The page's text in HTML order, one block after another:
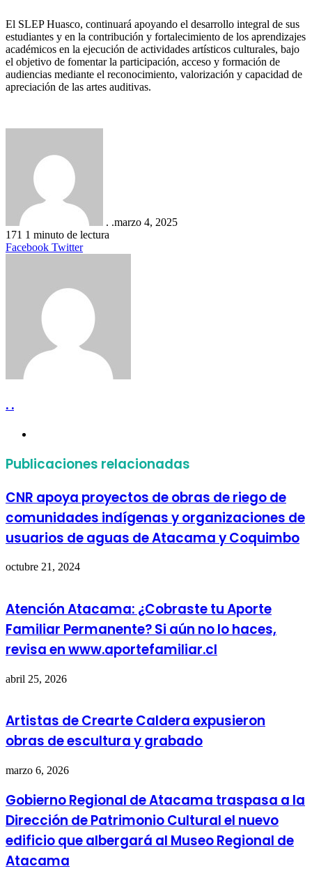
El SLEP Huasco, continuará apoyando el desarrollo integral de sus
estudiantes y en la contribución y fortalecimiento de los aprendizajes
académicos en la ejecución de actividades artísticos culturales, bajo
el objetivo de fomentar la participación, acceso y formación de
audiencias mediante el reconocimiento, valorización y capacidad de
apreciación de las artes auditivas.
. .marzo 4, 2025
171 1 minuto de lectura
Facebook TwitterLinkedIn
Tumblr
Pinterest
Reddit
VKontakte
Compartir
Imprimir
. .
Publicaciones relacionadas
CNR apoya proyectos de obras de riego de
comunidades indígenas y organizaciones de
usuarios de aguas de Atacama y Coquimbo
octubre 21, 2024
Atención Atacama: ¿Cobraste tu Aporte
Familiar Permanente? Si aún no lo haces,
revisa en www.aportefamiliar.cl
abril 25, 2026
Artistas de Crearte Caldera expusieron
obras de escultura y grabado
marzo 6, 2026
Gobierno Regional de Atacama traspasa a la
Dirección de Patrimonio Cultural el nuevo
edificio que albergará al Museo Regional de
Atacama